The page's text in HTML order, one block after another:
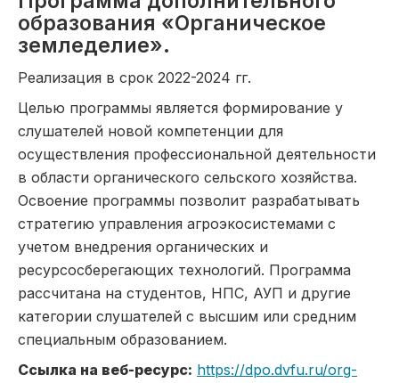
образования «Органическое
земледелие».
Реализация в срок 2022-2024 гг.
Целью программы является формирование у
слушателей новой компетенции для
осуществления профессиональной деятельности
в области органического сельского хозяйства.
Освоение программы позволит разрабатывать
стратегию управления агроэкосистемами с
учетом внедрения органических и
ресурсосберегающих технологий. Программа
рассчитана на студентов, НПС, АУП и другие
категории слушателей с высшим или средним
специальным образованием.
Ссылка на веб-ресурс: https://dpo.dvfu.ru/org-